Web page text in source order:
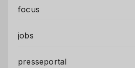
focus
jobs
presseportal